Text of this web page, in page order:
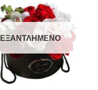
ΕΞΑΝΤΛΗΜΈΝΟ